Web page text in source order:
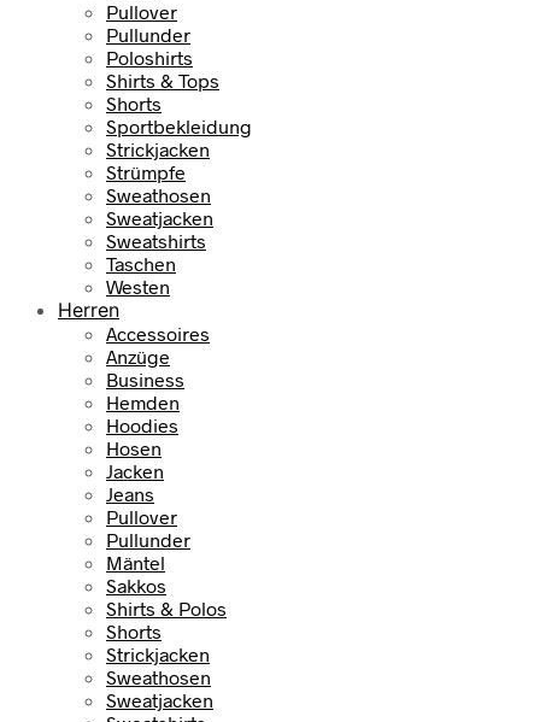
Pullover
Pullunder
Poloshirts
Shirts & Tops
Shorts
Sportbekleidung
Strickjacken
Strümpfe
Sweathosen
Sweatjacken
Sweatshirts
Taschen
Westen
Herren
Accessoires
Anzüge
Business
Hemden
Hoodies
Hosen
Jacken
Jeans
Pullover
Pullunder
Mäntel
Sakkos
Shirts & Polos
Shorts
Strickjacken
Sweathosen
Sweatjacken